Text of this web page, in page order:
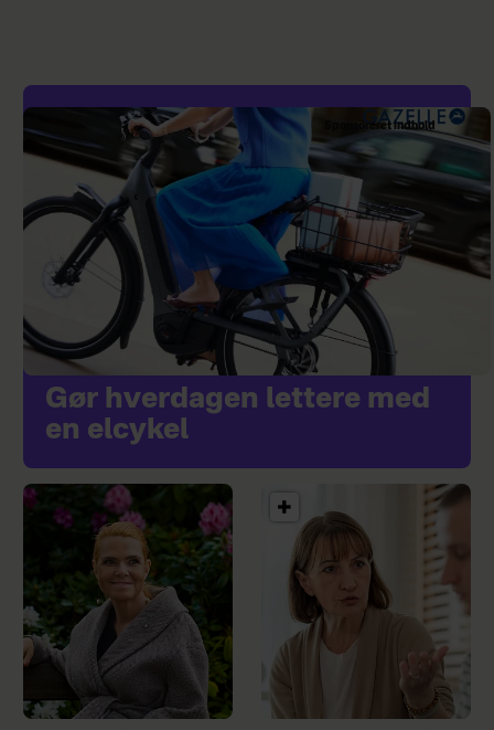
Sponsoreret indhold
Gør hverdagen lettere med
en elcykel